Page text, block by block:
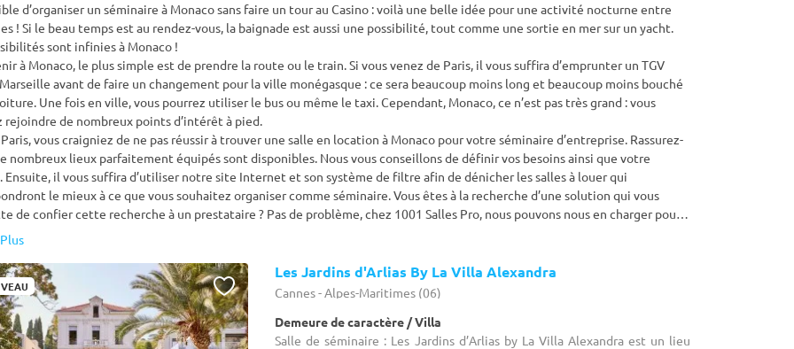
d’organiser un séminaire à Monaco sans faire un tour au Casino : voilà une belle idée pour une activité nocturne entre
! Si le beau temps est au rendez-vous, la baignade est aussi une possibilité, tout comme une sortie en mer sur un yacht.
sont infinies à Monaco !
à Monaco, le plus simple est de prendre la route ou le train. Si vous venez de Paris, il vous suffira d’emprunter un TGV
avant de faire un changement pour la ville monégasque : ce sera beaucoup moins long et beaucoup moins bouché
Une fois en ville, vous pourrez utiliser le bus ou même le taxi. Cependant, Monaco, ce n’est pas très grand : vous
rejoindre de nombreux points d’intérêt à pied.
vous craigniez de ne pas réussir à trouver une salle en location à Monaco pour votre séminaire d’entreprise. Rassurez-
nombreux lieux parfaitement équipés sont disponibles. Nous vous conseillons de définir vos besoins ainsi que votre
Ensuite, il vous suffira d’utiliser notre site Internet et son système de filtre afin de dénicher les salles à louer qui
le mieux à ce que vous souhaitez organiser comme séminaire. Vous êtes à la recherche d’une solution qui vous
de confier cette recherche à un prestataire ? Pas de problème, chez 1001 Salles Pro, nous pouvons nous en charger pour
avons l’habitude d’accompagner de nombreuses entreprises très exigeantes chaque année pour l’organisation de leur
Les Jardins d'Arlias By La Villa Alexandra
Cannes - Alpes-Maritimes (06)
Demeure de caractère / Villa
Salle de séminaire : Les Jardins d’Arlias by La Villa Alexandra est un lieu